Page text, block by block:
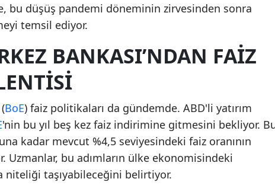
bu düşüş pandemi döneminin zirvesinden sonra
temsil ediyor.
BANKASI’NDAN FAIZ
BoE) faiz politikaları da gündemde. ABD'li yatırım
'nin bu yıl beş kez faiz indirimine gitmesini bekliyor.
kadar mevcut %4,5 seviyesindeki faiz oranının
Uzmanlar, bu adımların ülke ekonomisindeki
niteliği taşıyabileceğini belirtiyor.